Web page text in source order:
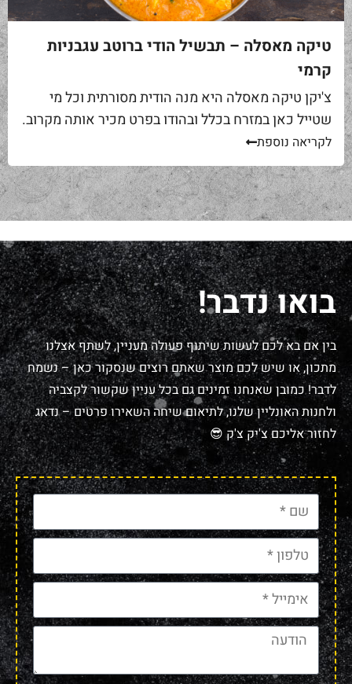
טיקה מאסלה – תבשיל הודי ברוטב עגבניות
קרמי
צ'יקן טיקה מאסלה היא מנה הודית מסורתית וכל מי
שטייל כאן במזרח בכלל ובהודו בפרט מכיר אותה מקרוב.
מאז מסעדות הודיות רבות בארץ מוכרות את המנה
האהובה הזו,...
לקריאה נוספת
בואו נדבר!
בין אם בא לכם לעשות שיתוף פעולה מעניין, לשתף אצלנו
מתכון, או שיש לכם מוצר שאתם רוצים שנסקור כאן – נשמח
לדבר! כמובן שאנחנו זמינים גם בכל עניין שקשור לקצביה
ולחנות האונליין שלנו, לתיאום שיחה השאירו פרטים – נדאג
לחזור אליכם צ'יק צ'ק 😎